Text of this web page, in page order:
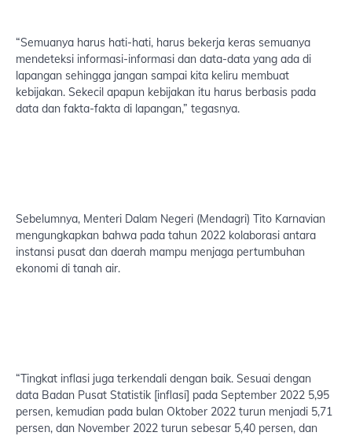
“Semuanya harus hati-hati, harus bekerja keras semuanya
mendeteksi informasi-informasi dan data-data yang ada di
lapangan sehingga jangan sampai kita keliru membuat
kebijakan. Sekecil apapun kebijakan itu harus berbasis pada
data dan fakta-fakta di lapangan,” tegasnya.
Sebelumnya, Menteri Dalam Negeri (Mendagri) Tito Karnavian
mengungkapkan bahwa pada tahun 2022 kolaborasi antara
instansi pusat dan daerah mampu menjaga pertumbuhan
ekonomi di tanah air.
“Tingkat inflasi juga terkendali dengan baik. Sesuai dengan
data Badan Pusat Statistik [inflasi] pada September 2022 5,95
persen, kemudian pada bulan Oktober 2022 turun menjadi 5,71
persen, dan November 2022 turun sebesar 5,40 persen, dan